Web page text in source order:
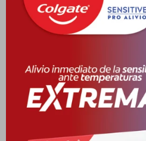
Envíos
Medios de pago